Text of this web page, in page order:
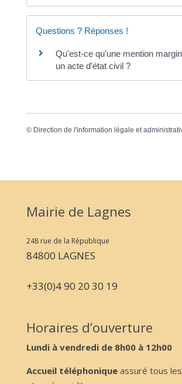
Questions ? Réponses !
Qu'est-ce qu'une mention
un acte d'état civil ?
© Direction de l'information légale et
Mairie de Lagnes
248 rue de la République
84800 LAGNES
+33(0)4 90 20 30 19
Horaires d’ouverture
Lundi à vendredi de 8h00 à 12h00
Accueil téléphoniqueassuré tous